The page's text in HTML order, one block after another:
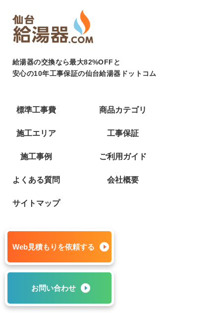
給湯器の交換なら最大82%OFFと
安心の10年工事保証の仙台給湯器ドットコム
標準工事費 商品カテゴリ
施工エリア 工事保証
施工事例 ご利用ガイド
よくある質問 会社概要
サイトマップ
Web見積もりを依頼する
お問い合わせ